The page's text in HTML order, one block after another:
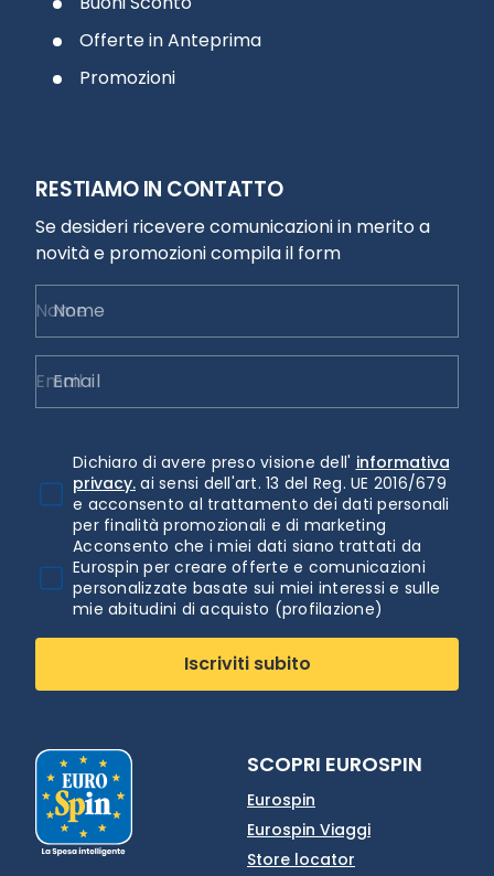
Offerte in Anteprima
Promozioni
RESTIAMO IN CONTATTO
Se desideri ricevere comunicazioni in merito a
novità e promozioni compila il form
Nome
Email
Dichiaro di avere preso visione dell' informativa
privacy. ai sensi dell'art. 13 del Reg. UE 2016/679
e acconsento al trattamento dei dati personali
per finalità promozionali e di marketing
Acconsento che i miei dati siano trattati da
Eurospin per creare offerte e comunicazioni
personalizzate basate sui miei interessi e sulle
mie abitudini di acquisto (profilazione)
Iscriviti subito
SCOPRI EUROSPIN
Eurospin
Eurospin Viaggi
Store locator